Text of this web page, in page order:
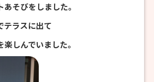
そびをしました。
テラスに出て
しんでいました。